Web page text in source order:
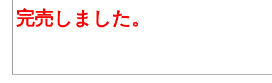
完売しました。